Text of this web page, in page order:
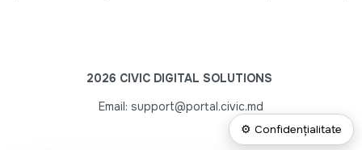
2026 CIVIC DIGITAL SOLUTIONS
Email: support@portal.civic.md
⚙ Confidențialitate